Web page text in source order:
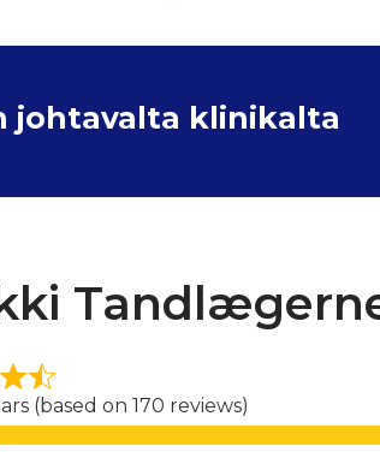
johtavalta klinikalta
(based on 170 reviews)